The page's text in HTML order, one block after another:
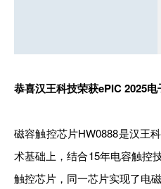
恭喜汉王科技荣获ePIC 2025
磁容触控芯片HW0888是汉王
术基础上，结合15年电容触控
触控芯片，同一芯片实现了电